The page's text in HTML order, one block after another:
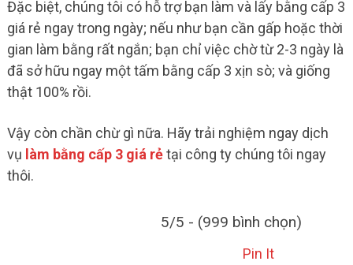
Đặc biệt, chúng tôi có hỗ trợ bạn làm và lấy bằng cấp 3
giá rẻ ngay trong ngày; nếu như bạn cần gấp hoặc thời
gian làm bằng rất ngắn; bạn chỉ việc chờ từ 2-3 ngày là
đã sở hữu ngay một tấm bằng cấp 3 xịn sò; và giống
thật 100% rồi.
Vậy còn chần chừ gì nữa. Hãy trải nghiệm ngay dịch
vụ làm bằng cấp 3 giá rẻtại công ty chúng tôi ngay
thôi.
5/5 - (999 bình chọn)
Pin It